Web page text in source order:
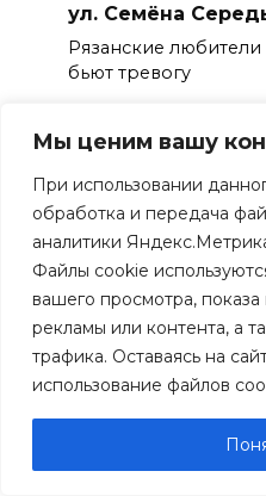
Мы ценим вашу
При использовании
обработка и передача
аналитики
Файлы cookie
вашего просмотра,
рекламы или контента, а
трафика. Оставаясь на
использование файлов
ул. Семёна
Рязанские любители
бьют тревогу
В Рязани
могут получить